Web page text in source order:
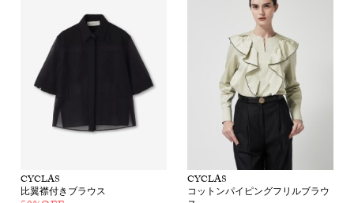
CYCLAS
比翼襟付きブラウス
CYCLAS
コットンパイピングフリルブラウ